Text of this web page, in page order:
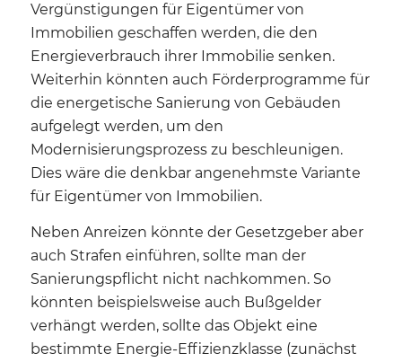
Vergünstigungen für Eigentümer von
Immobilien geschaffen werden, die den
Energieverbrauch ihrer Immobilie senken.
Weiterhin könnten auch Förderprogramme für
die energetische Sanierung von Gebäuden
aufgelegt werden, um den
Modernisierungsprozess zu beschleunigen.
Dies wäre die denkbar angenehmste Variante
für Eigentümer von Immobilien.
Neben Anreizen könnte der Gesetzgeber aber
auch Strafen einführen, sollte man der
Sanierungspflicht nicht nachkommen. So
könnten beispielsweise auch Bußgelder
verhängt werden, sollte das Objekt eine
bestimmte Energie-Effizienzklasse (zunächst